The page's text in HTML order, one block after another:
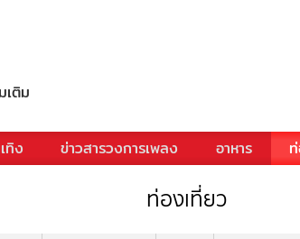
เติม
ทิง ข่าวสารวงการเพลง อาหาร
ท่องเที่ยว